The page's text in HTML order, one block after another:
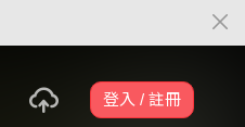
登入 / 註冊